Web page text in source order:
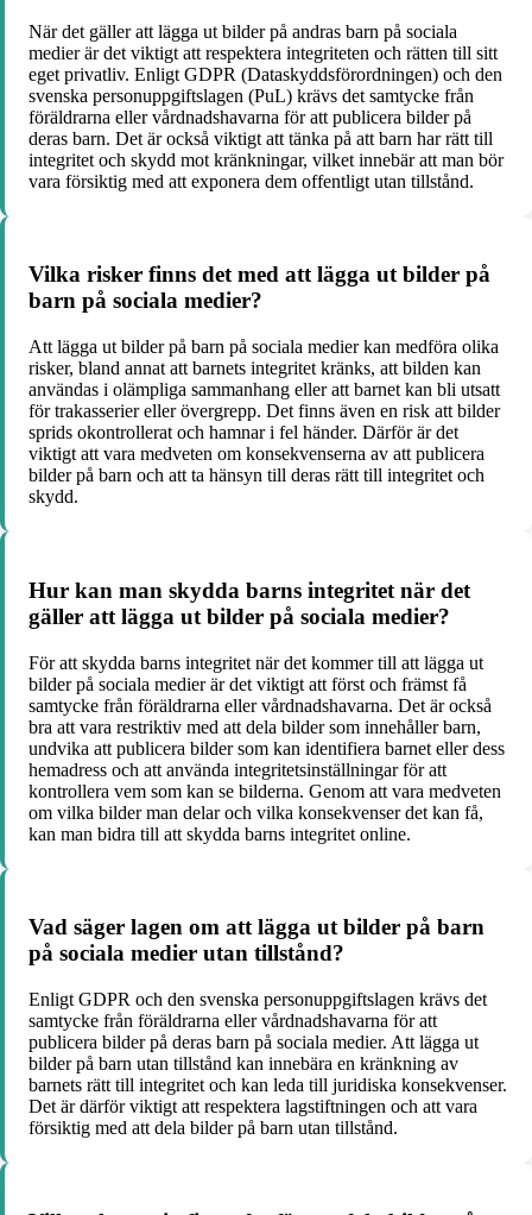
När det gäller att lägga ut bilder på andras barn på sociala
medier är det viktigt att respektera integriteten och rätten till sitt
eget privatliv. Enligt GDPR (Dataskyddsförordningen) och den
svenska personuppgiftslagen (PuL) krävs det samtycke från
föräldrarna eller vårdnadshavarna för att publicera bilder på
deras barn. Det är också viktigt att tänka på att barn har rätt till
integritet och skydd mot kränkningar, vilket innebär att man bör
vara försiktig med att exponera dem offentligt utan tillstånd.
Vilka risker finns det med att lägga ut bilder på
barn på sociala medier?
Att lägga ut bilder på barn på sociala medier kan medföra olika
risker, bland annat att barnets integritet kränks, att bilden kan
användas i olämpliga sammanhang eller att barnet kan bli utsatt
för trakasserier eller övergrepp. Det finns även en risk att bilder
sprids okontrollerat och hamnar i fel händer. Därför är det
viktigt att vara medveten om konsekvenserna av att publicera
bilder på barn och att ta hänsyn till deras rätt till integritet och
skydd.
Hur kan man skydda barns integritet när det
gäller att lägga ut bilder på sociala medier?
För att skydda barns integritet när det kommer till att lägga ut
bilder på sociala medier är det viktigt att först och främst få
samtycke från föräldrarna eller vårdnadshavarna. Det är också
bra att vara restriktiv med att dela bilder som innehåller barn,
undvika att publicera bilder som kan identifiera barnet eller dess
hemadress och att använda integritetsinställningar för att
kontrollera vem som kan se bilderna. Genom att vara medveten
om vilka bilder man delar och vilka konsekvenser det kan få,
kan man bidra till att skydda barns integritet online.
Vad säger lagen om att lägga ut bilder på barn
på sociala medier utan tillstånd?
Enligt GDPR och den svenska personuppgiftslagen krävs det
samtycke från föräldrarna eller vårdnadshavarna för att
publicera bilder på deras barn på sociala medier. Att lägga ut
bilder på barn utan tillstånd kan innebära en kränkning av
barnets rätt till integritet och kan leda till juridiska konsekvenser.
Det är därför viktigt att respektera lagstiftningen och att vara
försiktig med att dela bilder på barn utan tillstånd.